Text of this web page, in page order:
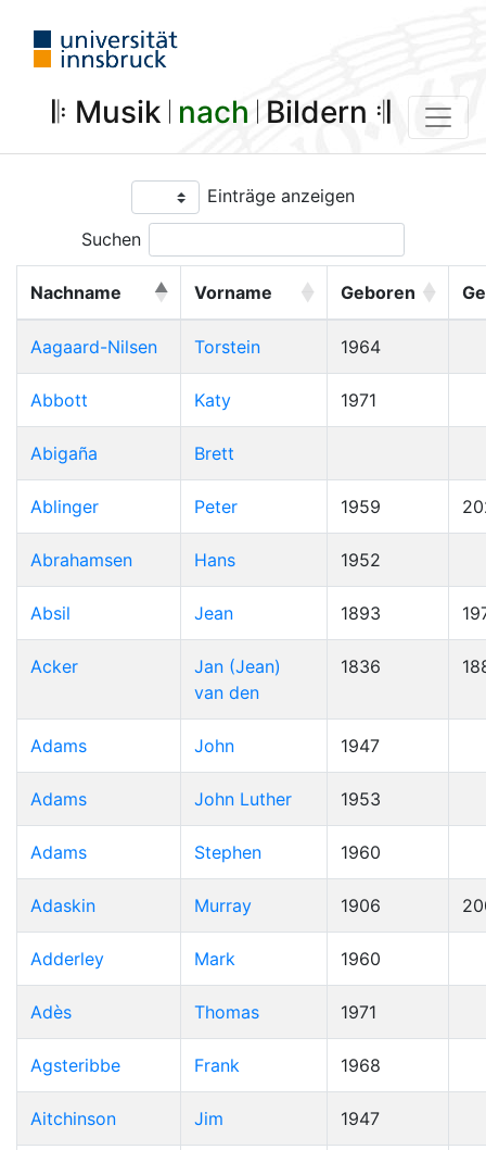
𝄆 Musik 𝄀 nach 𝄀 Bildern 𝄇
Einträge anzeigen
Suchen
Nachname Vorname Geboren
Aagaard-Nilsen Torstein 1964
Abbott Katy 1971
Abigaña Brett
Ablinger Peter 1959
Abrahamsen Hans 1952
Absil Jean 1893
Acker
Jan (Jean)
van den
1836
Adams John 1947
Adams John Luther 1953
Adams Stephen 1960
Adaskin Murray 1906
Adderley Mark 1960
Adès Thomas 1971
Agsteribbe Frank 1968
Aitchinson Jim 1947